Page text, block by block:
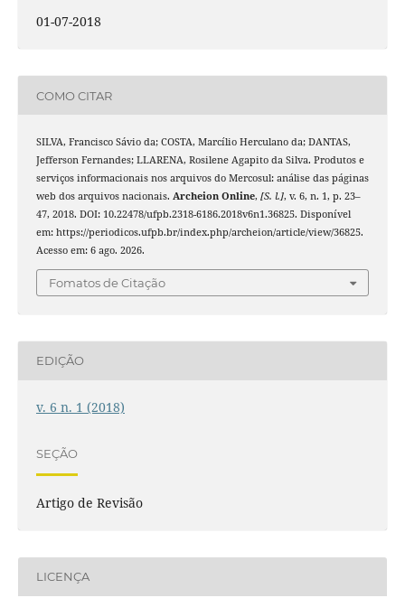
01-07-2018
COMO CITAR
SILVA, Francisco Sávio da; COSTA, Marcílio Herculano da; DANTAS,
Jefferson Fernandes; LLARENA, Rosilene Agapito da Silva. Produtos e
serviços informacionais nos arquivos do Mercosul: análise das páginas
web dos arquivos nacionais. Archeion Online, [S. l.], v. 6, n. 1, p. 23–
47, 2018. DOI: 10.22478/ufpb.2318-6186.2018v6n1.36825. Disponível
em: https://periodicos.ufpb.br/index.php/archeion/article/view/36825.
Acesso em: 6 ago. 2026.
Fomatos de Citação
EDIÇÃO
v. 6 n. 1 (2018)
SEÇÃO
Artigo de Revisão
LICENÇA